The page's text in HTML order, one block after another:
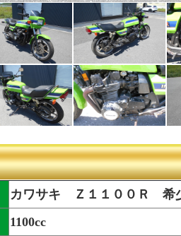
カワサキ Ｚ１１００Ｒ 希
1100cc